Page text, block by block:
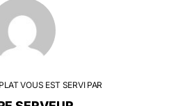
VOUS EST SERVI PAR